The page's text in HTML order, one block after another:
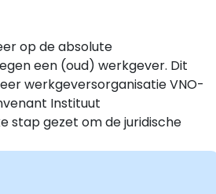
op de absolute
een (oud) werkgever. Dit
werkgeversorganisatie VNO-
Instituut
stap gezet om de juridische